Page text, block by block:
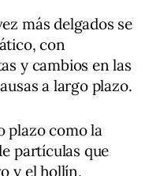
más delgados se
con
y cambios en las
a largo plazo.
plazo como la
partículas que
y el hollín,